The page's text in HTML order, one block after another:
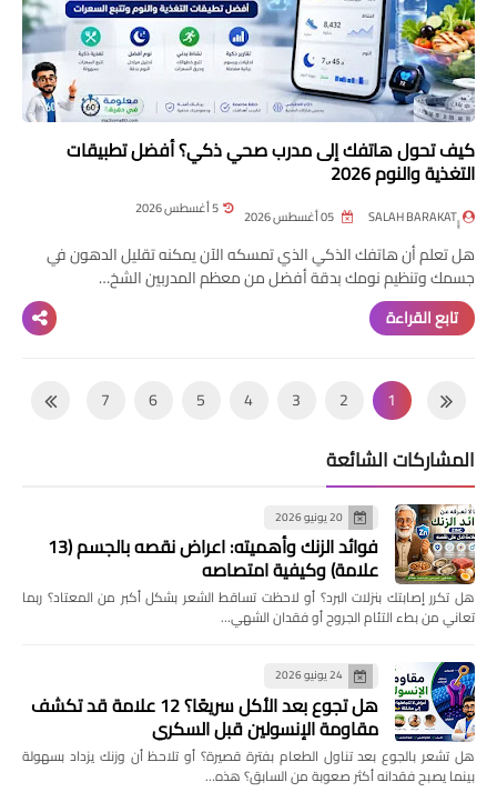
كيف تحول هاتفك إلى مدرب صحي ذكي؟ أفضل تطبيقات
التغذية والنوم 2026
هل تعلم أن هاتفك الذكي الذي تمسكه الآن يمكنه تقليل الدهون في
جسمك وتنظيم نومك بدقة أفضل من معظم المدربين الشخ…
تابع القراءة
1
2
3
4
5
6
7
22
23
24
29
30
31
32
33
34
35
36
37
38
39
40
41
42
44
46
50
51
52
57
58
59
60
61
62
63
64
المشاركات الشائعة
20 يونيو 2026
فوائد الزنك وأهميته: اعراض نقصه بالجسم (13
علامة) وكيفية امتصاصه
هل تكرر إصابتك بنزلات البرد؟ أو لاحظت تساقط الشعر بشكل أكبر من المعتاد؟ ربما
تعاني من بطء التئام الجروح أو فقدان الشهي…
24 يونيو 2026
هل تجوع بعد الأكل سريعًا؟ 12 علامة قد تكشف
مقاومة الإنسولين قبل السكري
هل تشعر بالجوع بعد تناول الطعام بفترة قصيرة؟ أو تلاحظ أن وزنك يزداد بسهولة
بينما يصبح فقدانه أكثر صعوبة من السابق؟ هذه…